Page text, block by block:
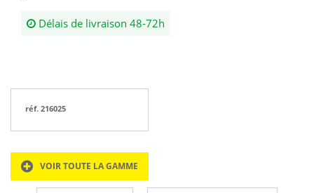
Délais de livraison 48-72h
réf. 216025
VOIR TOUTE LA GAMME